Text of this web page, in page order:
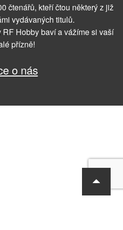
čtenářů, kteří čtou některý z již
vydávaných titulů.
Hobby baví a vážíme si vaší
přízně!
o nás